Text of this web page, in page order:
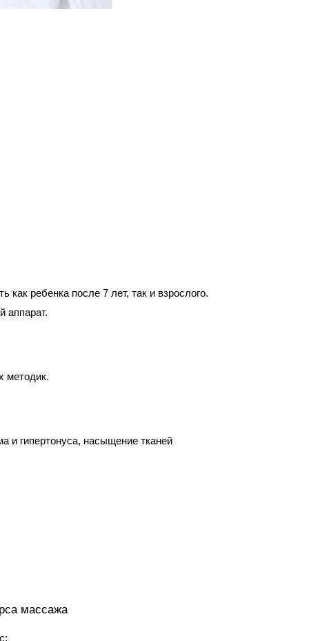
ребенка после 7 лет, так и взрослого.
аппарат.
методик.
и гипертонуса, насыщение тканей
массажа